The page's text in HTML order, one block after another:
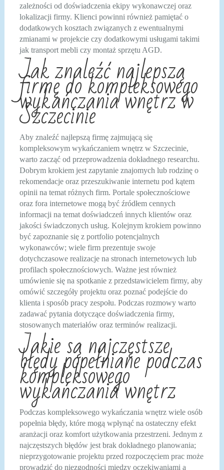
zależności od doświadczenia ekipy wykonawczej oraz
lokalizacji firmy. Klienci powinni również pamiętać o
dodatkowych kosztach związanych z ewentualnymi
zmianami w projekcie czy dodatkowymi usługami takimi
jak transport mebli czy montaż sprzętu AGD.
Jak znaleźć najlepszą
firmę do kompleksowego
wykańczania wnętrz w
Szczecinie
Aby znaleźć najlepszą firmę zajmującą się
kompleksowym wykańczaniem wnętrz w Szczecinie,
warto zacząć od przeprowadzenia dokładnego researchu.
Dobrym krokiem jest zapytanie znajomych lub rodzinę o
rekomendacje oraz przeszukiwanie internetu pod kątem
opinii na temat różnych firm. Portale społecznościowe
oraz fora internetowe mogą być źródłem cennych
informacji na temat doświadczeń innych klientów oraz
jakości świadczonych usług. Kolejnym krokiem powinno
być zapoznanie się z portfolio potencjalnych
wykonawców; wiele firm prezentuje swoje
dotychczasowe realizacje na stronach internetowych lub
profilach społecznościowych. Ważne jest również
umówienie się na spotkanie z przedstawicielem firmy, aby
omówić szczegóły projektu oraz poznać podejście do
klienta i sposób pracy zespołu. Podczas rozmowy warto
zadawać pytania dotyczące doświadczenia firmy,
stosowanych materiałów oraz terminów realizacji.
Jakie są najczęstsze
błędy popełniane podczas
kompleksowego
wykańczania wnętrz
Podczas kompleksowego wykańczania wnętrz wiele osób
popełnia błędy, które mogą wpłynąć na ostateczny efekt
aranżacji oraz komfort użytkowania przestrzeni. Jednym z
najczęstszych błędów jest brak dokładnego planowania;
nieprzygotowanie projektu przed rozpoczęciem prac może
prowadzić do niezgodności między oczekiwaniami a